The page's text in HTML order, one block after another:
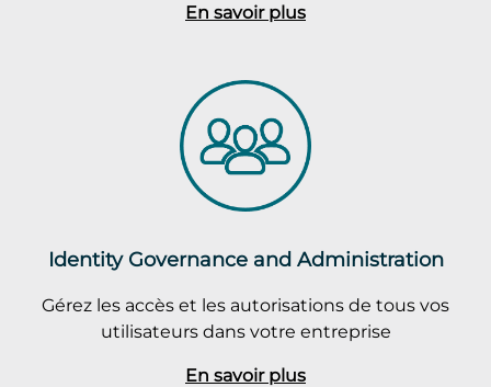
En savoir plus
Identity Governance and Administration
Gérez les accès et les autorisations de tous vos
utilisateurs dans votre entreprise
En savoir plus